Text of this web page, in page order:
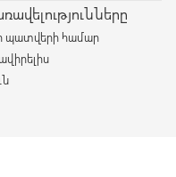
պատվերի համար